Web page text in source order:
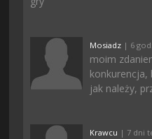
Mosiadz | 6
moim
konkurencja,
jak należy,
Krawcu | 7 dni